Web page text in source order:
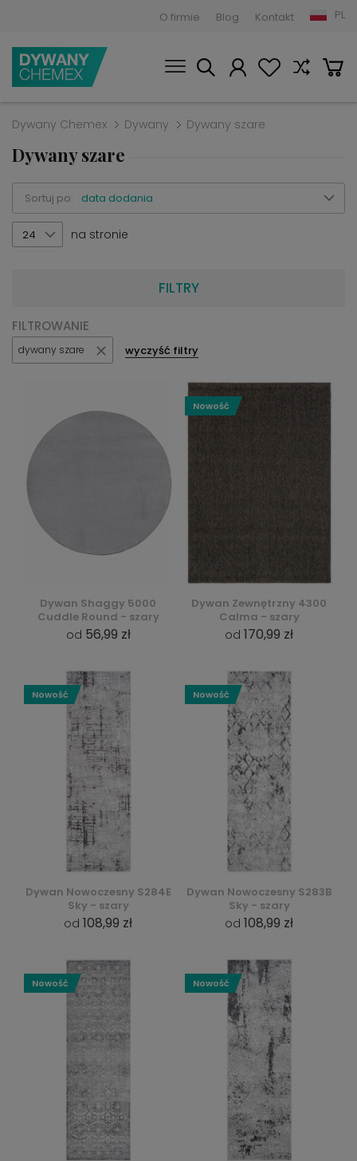
O firmie Blog Kontakt PL
Dywany Chemex Dywany Dywany szare
Dywany szare
Sortuj po: data dodania
24 na stronie
FILTRY
FILTROWANIE
dywany szare wyczyść filtry
Dywan Shaggy 5000
Cuddle Round - szary
od 56,99 zł
Dywan Zewnętrzny 4300
Calma - szary
od 170,99 zł
Nowość
Dywan Nowoczesny S284E
Sky - szary
od 108,99 zł
Nowość
Dywan Nowoczesny S283B
Sky - szary
od 108,99 zł
Nowość
Nowość Nowość